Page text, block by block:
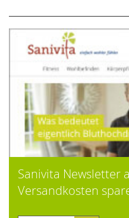
Sanivita Newsletter
Versandkosten